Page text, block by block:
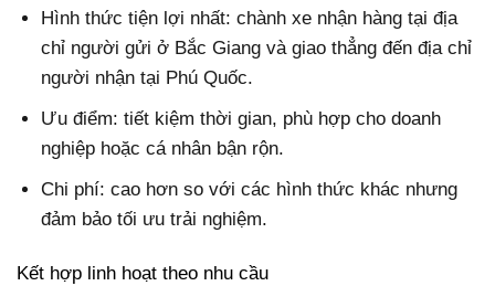
Hình thức tiện lợi nhất: chành xe nhận hàng tại địa
chỉ người gửi ở Bắc Giang và giao thẳng đến địa chỉ
người nhận tại Phú Quốc.
Ưu điểm: tiết kiệm thời gian, phù hợp cho doanh
nghiệp hoặc cá nhân bận rộn.
Chi phí: cao hơn so với các hình thức khác nhưng
đảm bảo tối ưu trải nghiệm.
Kết hợp linh hoạt theo nhu cầu